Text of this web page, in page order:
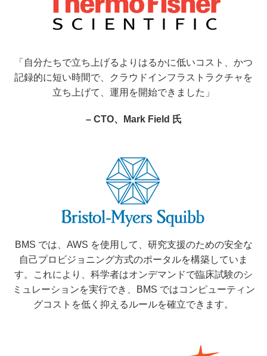
「自分たちで立ち上げるよりはるかに低いコスト、かつ
記録的に短い時間で、クラウドインフラストラクチャを
立ち上げて、運用を開始できました」
– CTO、Mark Field 氏
BMS では、AWS を使用して、研究支援のための安全な
自己プロビジョニング方式のポータルを構築していま
す。これにより、科学者はオンデマンドで臨床試験のシ
ミュレーションを実行でき、BMS ではコンピューティン
グコストを低く抑えるルールを確立できます。